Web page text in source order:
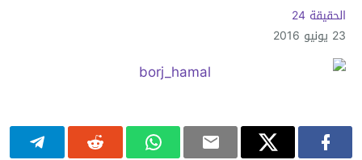
الحقيقة 24
23 يونيو 2016